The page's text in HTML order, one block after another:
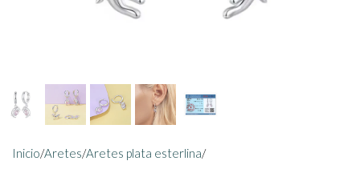
Inicio/Aretes/Aretes plata esterlina/